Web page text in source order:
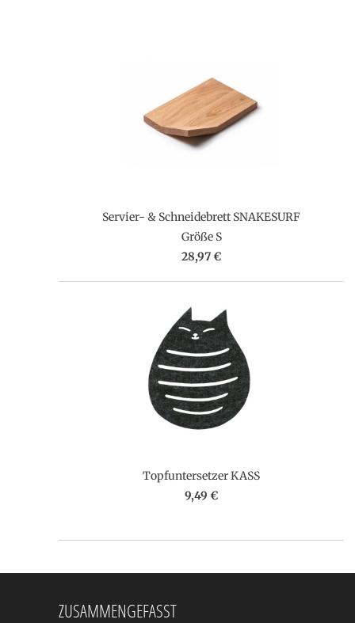
Servier- & Schneidebrett SNAKESURF
Größe S
28,97 €
Topfuntersetzer KASS
9,49 €
ZUSAMMENGEFASST